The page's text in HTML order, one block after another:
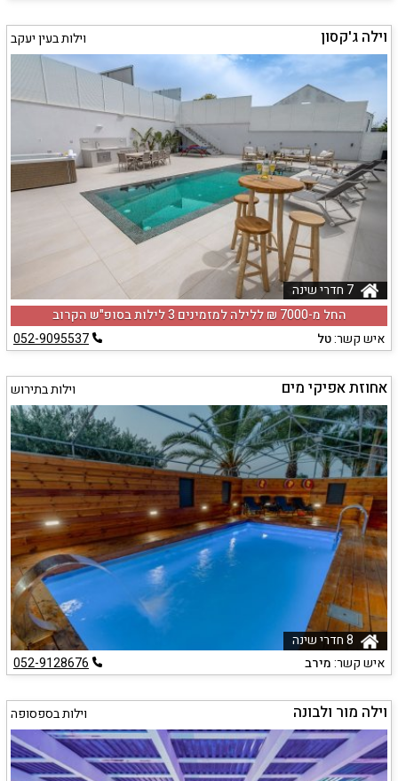
וילה ג'קסון וילות בעין יעקב
החל מ-‏7000 ₪ ללילה למזמינים 3 לילות בסופ"ש הקרוב
איש קשר:טל 052-9095537
אחוזת אפיקי מים וילות בתירוש
איש קשר:מירב 052-9128676
וילה מור ולבונה וילות בספסופה